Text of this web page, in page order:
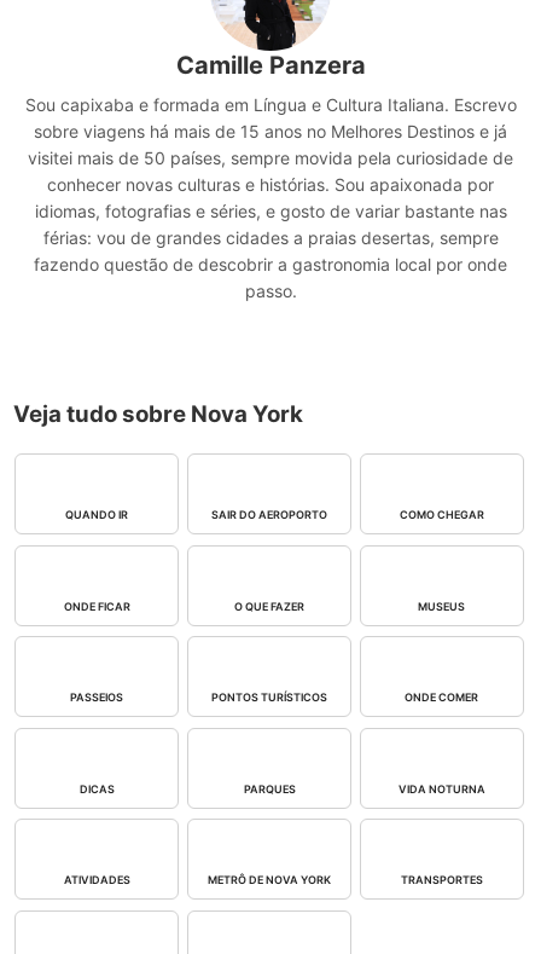
Camille Panzera
Sou capixaba e formada em Língua e Cultura Italiana. Escrevo
sobre viagens há mais de 15 anos no Melhores Destinos e já
visitei mais de 50 países, sempre movida pela curiosidade de
conhecer novas culturas e histórias. Sou apaixonada por
idiomas, fotografias e séries, e gosto de variar bastante nas
férias: vou de grandes cidades a praias desertas, sempre
fazendo questão de descobrir a gastronomia local por onde
passo.
Veja tudo sobre Nova York
QUANDO IR SAIR DO AEROPORTO COMO CHEGAR
ONDE FICAR O QUE FAZER MUSEUS
PASSEIOS PONTOS TURÍSTICOS ONDE COMER
DICAS PARQUES VIDA NOTURNA
ATIVIDADES METRÔ DE NOVA YORK TRANSPORTES